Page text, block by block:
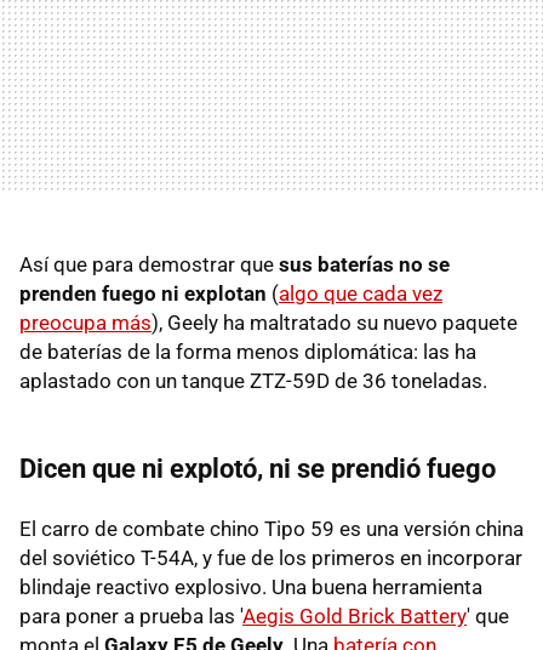
Así que para demostrar que sus baterías no se
prenden fuego ni explotan (algo que cada vez
preocupa más), Geely ha maltratado su nuevo paquete
de baterías de la forma menos diplomática: las ha
aplastado con un tanque ZTZ-59D de 36 toneladas.
Dicen que ni explotó, ni se prendió fuego
El carro de combate chino Tipo 59 es una versión china
del soviético T-54A, y fue de los primeros en incorporar
blindaje reactivo explosivo. Una buena herramienta
para poner a prueba las 'Aegis Gold Brick Battery' que
monta el Galaxy E5 de Geely. Una batería con